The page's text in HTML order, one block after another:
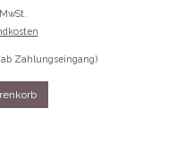
Zahlungseingang)